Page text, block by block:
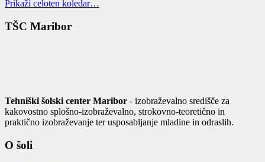
Prikaži celoten koledar…
TŠC Maribor
Tehniški šolski center Maribor - izobraževalno središče za
kakovostno splošno-izobraževalno, strokovno-teoretično in
praktično izobraževanje ter usposabljanje mladine in odraslih.
O šoli